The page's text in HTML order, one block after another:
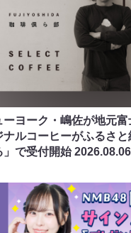
ーヨーク・嶋佐が地元
ナルコーヒーがふるさ
」で受付開始2026.08.06